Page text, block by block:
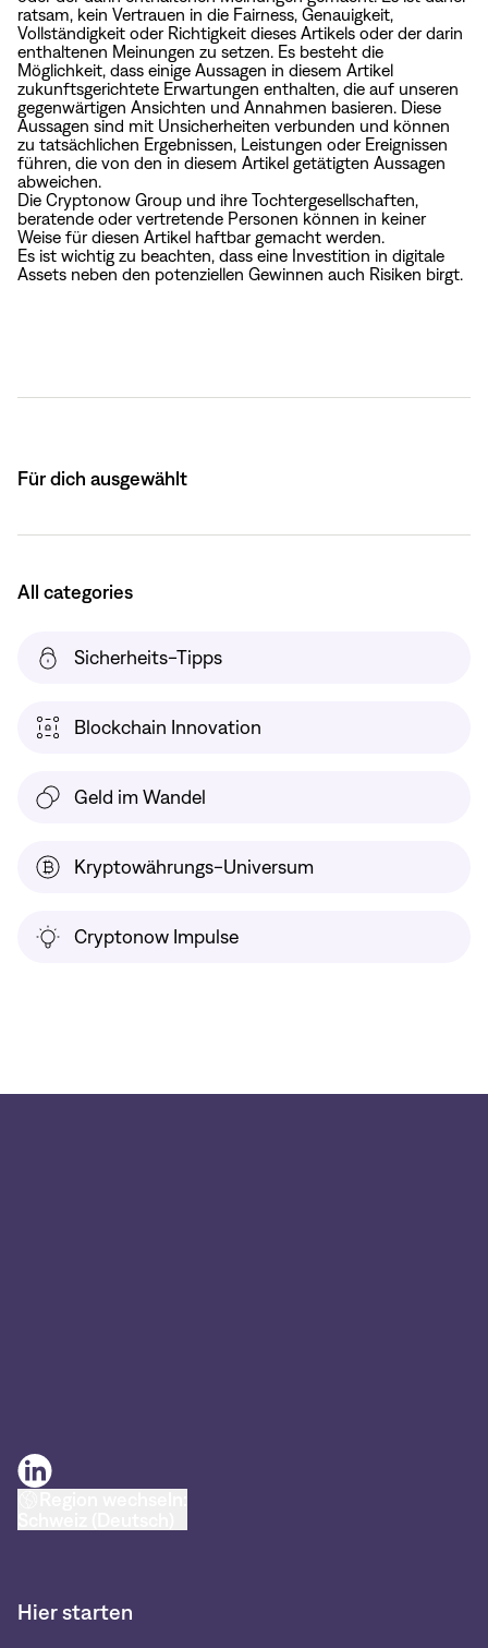
ratsam, kein Vertrauen in die Fairness, Genauigkeit,
Vollständigkeit oder Richtigkeit dieses Artikels oder der darin
enthaltenen Meinungen zu setzen. Es besteht die
Möglichkeit, dass einige Aussagen in diesem Artikel
zukunftsgerichtete Erwartungen enthalten, die auf unseren
gegenwärtigen Ansichten und Annahmen basieren. Diese
Aussagen sind mit Unsicherheiten verbunden und können
zu tatsächlichen Ergebnissen, Leistungen oder Ereignissen
führen, die von den in diesem Artikel getätigten Aussagen
abweichen.
Die Cryptonow Group und ihre Tochtergesellschaften,
beratende oder vertretende Personen können in keiner
Weise für diesen Artikel haftbar gemacht werden.
Es ist wichtig zu beachten, dass eine Investition in digitale
Assets neben den potenziellen Gewinnen auch Risiken birgt.
Für dich ausgewählt
All categories
Sicherheits-Tipps
Blockchain Innovation
Geld im Wandel
Kryptowährungs-Universum
Cryptonow Impulse
Hier starten